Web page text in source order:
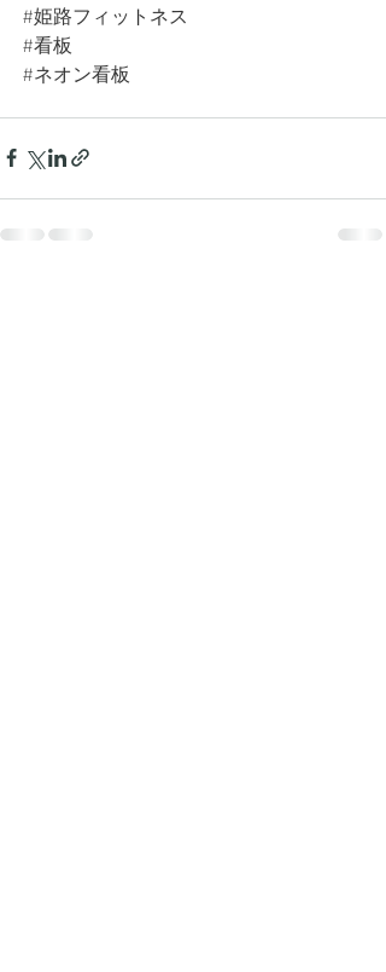
#姫路フィットネス
#看板
#ネオン看板